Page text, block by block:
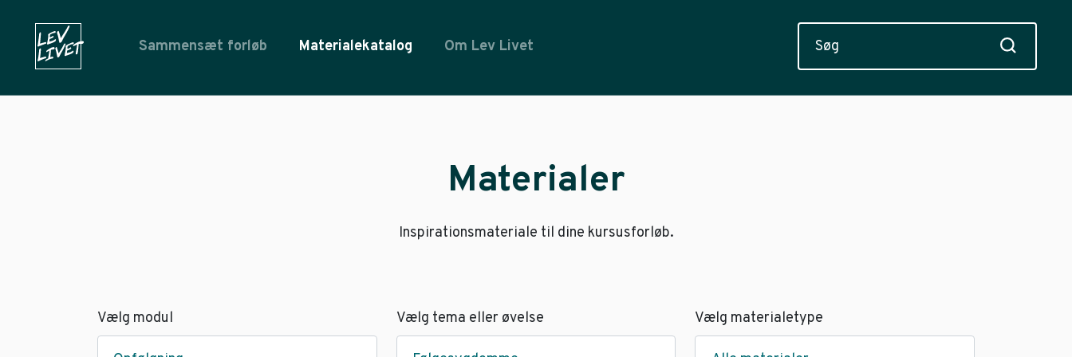
Sammensæt forløb Materialekatalog Om Lev Livet
Materialer
Inspirationsmateriale til dine kursusforløb.
Vælg modul Vælg tema eller øvelse Vælg materialetype